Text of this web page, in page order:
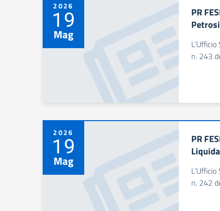
2026
19
Mag
PR
n. 243
2026
19
Mag
PR
n. 242